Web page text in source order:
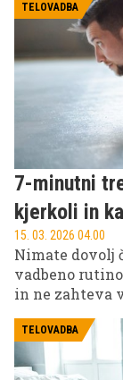
pa so ostali
TELOVADBA
7-minutni
kjerkoli in
15. 03. 2026 04.00
Nimate dovolj
vadbeno
in ne zahteva
TELOVADBA